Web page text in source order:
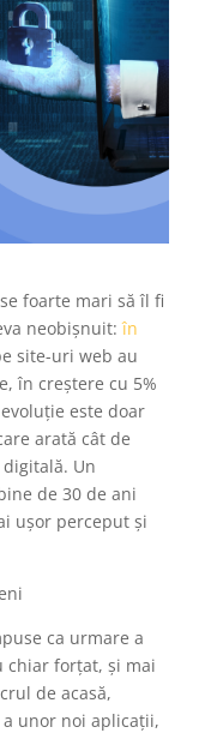
foarte mari să îl fi
neobișnuit:în
site-uri web au
în creștere cu 5%
este doar
arată cât de
Un
de 30 de ani
ușor perceput și
ca urmare a
chiar forțat, și mai
de acasă,
unor noi aplicații,